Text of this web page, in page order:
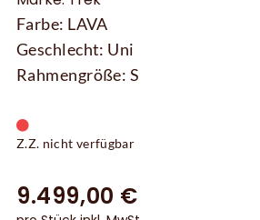
Farbe: LAVA
Geschlecht: Uni
Rahmengröße: S
Z.Z. nicht verfügbar
9.499,00 €